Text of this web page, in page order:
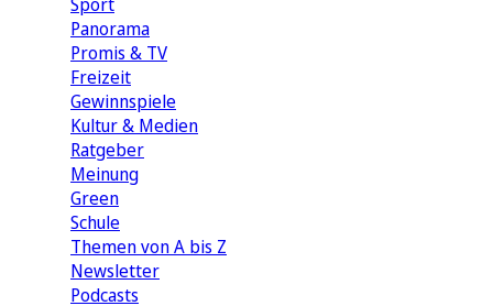
Panorama
Promis & TV
Freizeit
Gewinnspiele
Kultur & Medien
Ratgeber
Meinung
Green
Schule
Themen von A bis Z
Newsletter
Podcasts